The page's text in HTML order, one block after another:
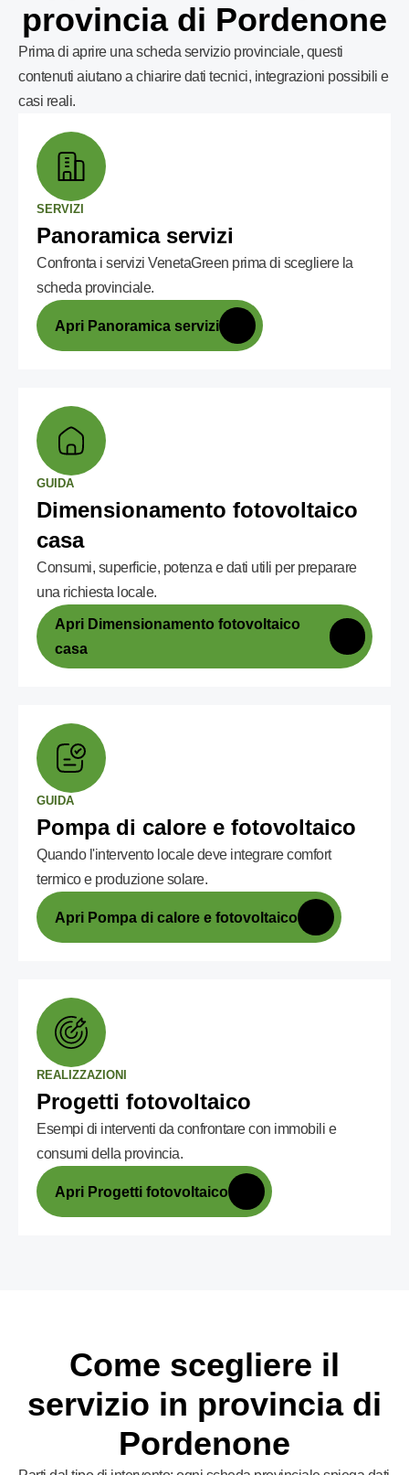
provincia di Pordenone
Prima di aprire una scheda servizio provinciale, questi
contenuti aiutano a chiarire dati tecnici, integrazioni possibili e
casi reali.
SERVIZI
Panoramica servizi
Confronta i servizi VenetaGreen prima di scegliere la
scheda provinciale.
Apri Panoramica servizi
GUIDA
Dimensionamento fotovoltaico
casa
Consumi, superficie, potenza e dati utili per preparare
una richiesta locale.
Apri Dimensionamento fotovoltaico
casa
GUIDA
Pompa di calore e fotovoltaico
Quando l'intervento locale deve integrare comfort
termico e produzione solare.
Apri Pompa di calore e fotovoltaico
REALIZZAZIONI
Progetti fotovoltaico
Esempi di interventi da confrontare con immobili e
consumi della provincia.
Apri Progetti fotovoltaico
Come scegliere il
servizio in provincia di
Pordenone